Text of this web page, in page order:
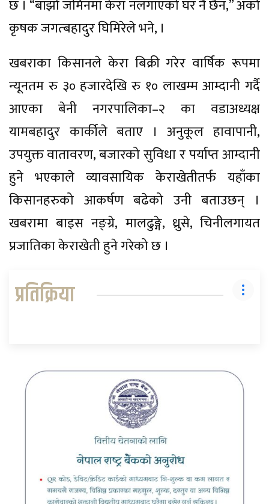
छ । “बाँझो जमिनमा केरा नलगाएको घर नै छैन,” अर्का
कृषक जगत्बहादुर घिमिरेले भने, ।
खबराका किसानले केरा बिक्री गरेर वार्षिक रूपमा
न्यूनतम रु ३० हजारदेखि रु १० लाखम्म आम्दानी गर्दै
आएका बेनी नगरपालिका–२ का वडाअध्यक्ष
यामबहादुर कार्कीले बताए । अनुकूल हावापानी,
उपयुक्त वातावरण, बजारको सुविधा र पर्याप्त आम्दानी
हुने भएकाले व्यावसायिक केराखेतीतर्फ यहाँका
किसानहरुको आकर्षण बढेको उनी बताउछन् ।
खबरामा बाइस नङ्ग्रे, मालढुङ्गे, ध्रुसे, चिनीलगायत
प्रजातिका केराखेती हुने गरेको छ ।
प्रतिक्रिया